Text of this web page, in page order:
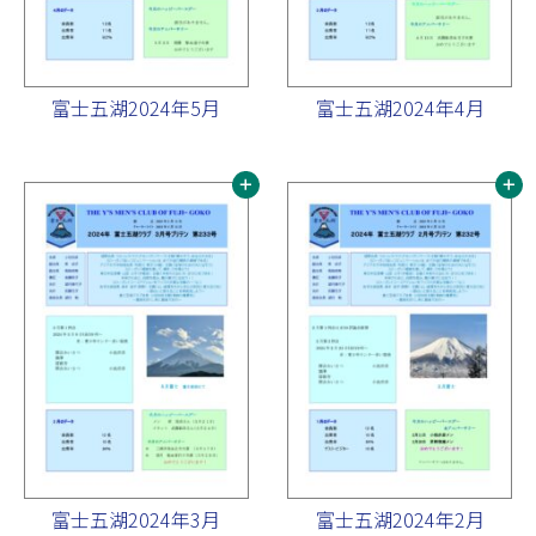
富士五湖2024年5月 富士五湖2024年4月
富士五湖2024年3月 富士五湖2024年2月